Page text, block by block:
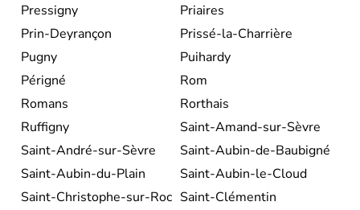
Pressigny
Priaires
Prin-Deyrançon
Prissé-la-Charrière
Pugny
Puihardy
Périgné
Rom
Romans
Rorthais
Ruffigny
Saint-Amand-sur-Sèvre
Saint-André-sur-Sèvre
Saint-Aubin-de-Baubigné
Saint-Aubin-du-Plain
Saint-Aubin-le-Cloud
Saint-Christophe-sur-Roc Saint-Clémentin